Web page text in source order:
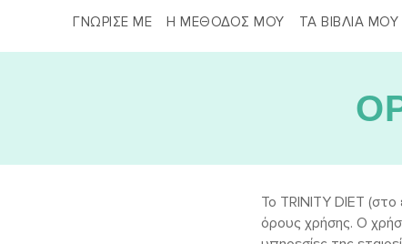
ΓΝΩΡΙΣΕ ΜΕ Η ΜΕΘΟΔΟΣ ΜΟΥ ΤΑ ΒΙΒΛΙΑ ΜΟΥ
Το TRINITY DIET
όρους χρήσης. Ο